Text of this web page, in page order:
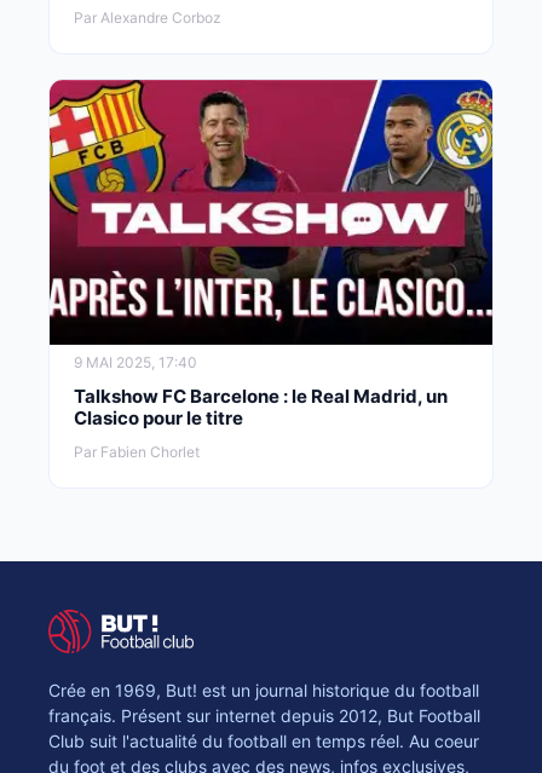
Par Alexandre Corboz
9 MAI 2025, 17:40
Talkshow FC Barcelone : le Real Madrid, un
Clasico pour le titre
Par Fabien Chorlet
Crée en 1969, But! est un journal historique du football
français. Présent sur internet depuis 2012, But Football
Club suit l'actualité du football en temps réel. Au coeur
du foot et des clubs avec des news, infos exclusives,